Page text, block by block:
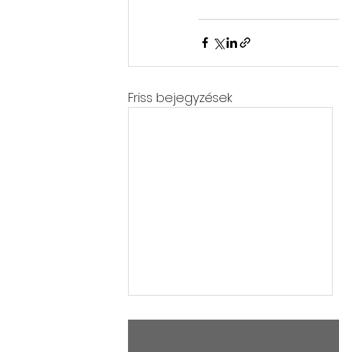
Friss bejegyzések